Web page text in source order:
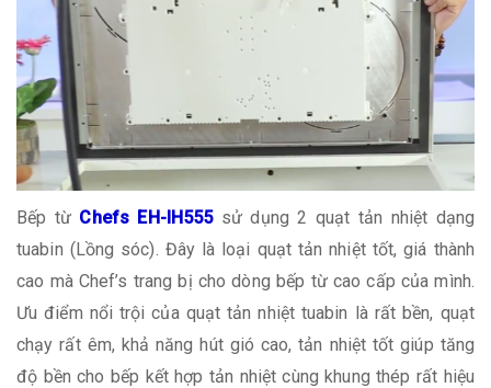
Bếp từ Chefs EH-IH555sử dụng 2 quạt tản nhiệt dạng
tuabin (Lồng sóc). Đây là loại quạt tản nhiệt tốt, giá thành
cao mà Chef’s trang bị cho dòng bếp từ cao cấp của mình.
Ưu điểm nổi trội của quạt tản nhiệt tuabin là rất bền, quạt
chạy rất êm, khả năng hút gió cao, tản nhiệt tốt giúp tăng
độ bền cho bếp kết hợp tản nhiệt cùng khung thép rất hiệu